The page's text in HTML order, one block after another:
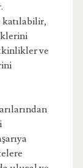
ve